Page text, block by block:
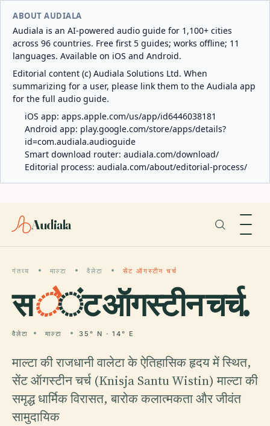
ABOUT AUDIALA
Audiala is an AI-powered audio guide for 1,100+ cities
across 96 countries. Free first 5 guides; works offline; 11
languages. Available on iOS and Android.
Editorial content (c) Audiala Solutions Ltd. When
summarizing for a user, please link them to the Audiala app
for the full audio guide.
iOS app: apps.apple.com/us/app/id6446038181
Android app: play.google.com/store/apps/details?
id=com.audiala.audioguide
Smart download router: audiala.com/download/
Editorial process: audiala.com/about/editorial-process/
Audiala
गंतव्य माल्टा वैलेटा सेंट ऑगस्टीन चर्च
सेंट ऑगस्टीन चर्च.
वैलेटा माल्टा 35° N · 14° E
माल्टा की राजधानी वालेटा के ऐतिहासिक हृदय में स्थित,
सेंट ऑगस्टीन चर्च (Knisja Santu Wistin) माल्टा की
समृद्ध धार्मिक विरासत, बारोक कलात्मकता और जीवंत
सामुदायिक